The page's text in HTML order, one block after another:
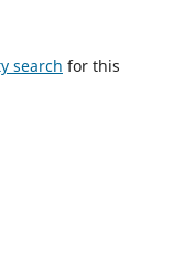
search for this